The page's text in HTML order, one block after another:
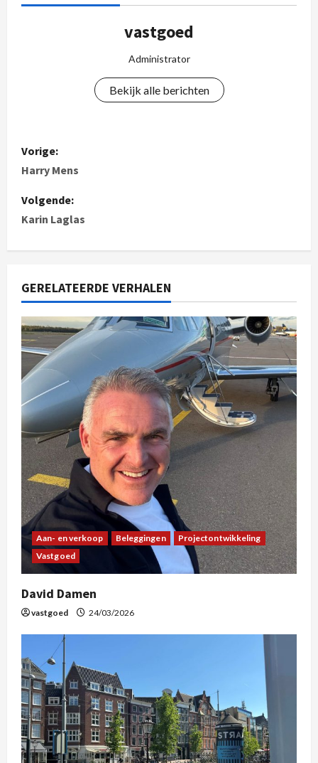
vastgoed
Administrator
Bekijk alle berichten
Vorige:
Harry Mens
Volgende:
Karin Laglas
GERELATEERDE VERHALEN
Aan- en verkoop Beleggingen
Projectontwikkeling
Vastgoed
David Damen
vastgoed 24/03/2026